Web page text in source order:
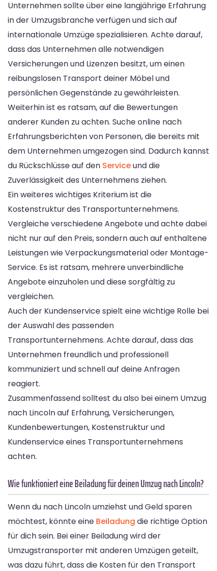
Unternehmen sollte über eine langjährige Erfahrung
in der Umzugsbranche verfügen und sich auf
internationale Umzüge spezialisieren. Achte darauf,
dass das Unternehmen alle notwendigen
Versicherungen und Lizenzen besitzt, um einen
reibungslosen Transport deiner Möbel und
persönlichen Gegenstände zu gewährleisten.
Weiterhin ist es ratsam, auf die Bewertungen
anderer Kunden zu achten. Suche online nach
Erfahrungsberichten von Personen, die bereits mit
dem Unternehmen umgezogen sind. Dadurch kannst
du Rückschlüsse auf den Serviceund die
Zuverlässigkeit des Unternehmens ziehen.
Ein weiteres wichtiges Kriterium ist die
Kostenstruktur des Transportunternehmens.
Vergleiche verschiedene Angebote und achte dabei
nicht nur auf den Preis, sondern auch auf enthaltene
Leistungen wie Verpackungsmaterial oder Montage-
Service. Es ist ratsam, mehrere unverbindliche
Angebote einzuholen und diese sorgfältig zu
vergleichen.
Auch der Kundenservice spielt eine wichtige Rolle bei
der Auswahl des passenden
Transportunternehmens. Achte darauf, dass das
Unternehmen freundlich und professionell
kommuniziert und schnell auf deine Anfragen
reagiert.
Zusammenfassend solltest du also bei einem Umzug
nach Lincoln auf Erfahrung, Versicherungen,
Kundenbewertungen, Kostenstruktur und
Kundenservice eines Transportunternehmens
achten.
Wie funktioniert eine Beiladung für deinen Umzug nach Lincoln?
Wenn du nach Lincoln umziehst und Geld sparen
möchtest, könnte eine Beiladung die richtige Option
für dich sein. Bei einer Beiladung wird der
Umzugstransporter mit anderen Umzügen geteilt,
was dazu führt, dass die Kosten für den Transport